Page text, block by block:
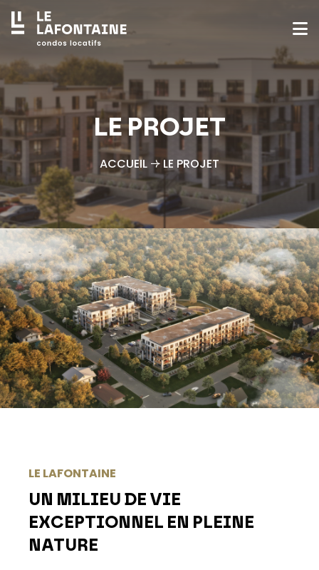
LE PROJET
ACCUEIL → LE PROJET
LE LAFONTAINE
UN MILIEU DE VIE
EXCEPTIONNEL EN PLEINE
NATURE